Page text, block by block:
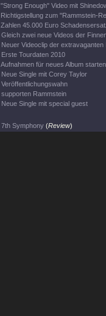
"Strong Enough" Video mit
Richtigstellung zum "Rammstein-
Zahlen 45.000 Euro
Gleich zwei neue Videos der
Neuer Videoclip der extravaganten
Erste Tourdaten 2010
Aufnahmen für neues Album
Neue Single mit Corey Taylor
Veröffentlichungswahn
supporten Rammstein
Neue Single mit special guest
7th Symphony (Review)